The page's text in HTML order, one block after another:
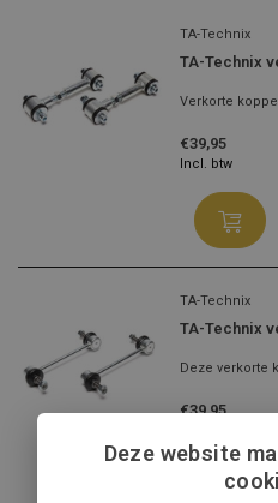
TA-Technix
TA-Technix
Verkorte
€39,95
Incl. btw
TA-Technix
TA-Technix
Deze verkorte
€39,95
Deze website